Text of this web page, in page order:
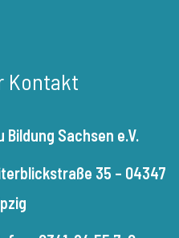
Kontakt
Bildung Sachsen e.V.
35 – 04347